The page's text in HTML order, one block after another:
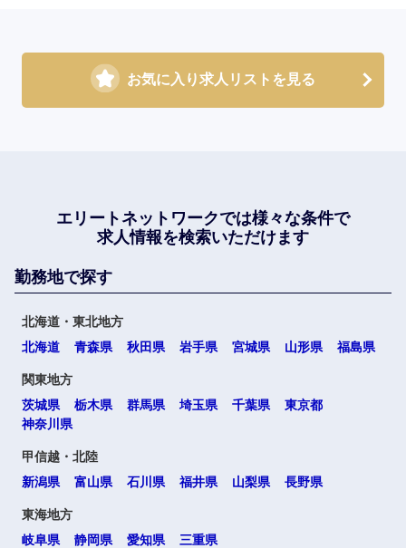
お気に入り求人リストを見る
エリートネットワークでは様々な条件で
求人情報を検索いただけます
勤務地で探す
北海道・東北地方
北海道
青森県 秋田県 岩手県 宮城県 山形県 福島県
関東地方
茨城県
栃木県 群馬県 埼玉県 千葉県
東京都
神奈川県
甲信越・北陸
新潟県
富山県 石川県 福井県 山梨県 長野県
東海地方
岐阜県
静岡県 愛知県 三重県